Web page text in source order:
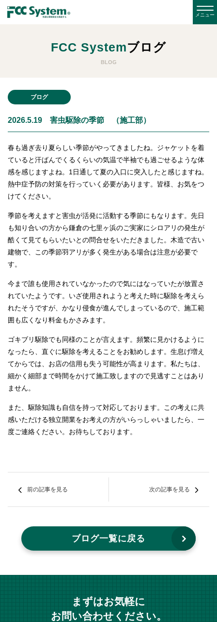
FCC Systemブログ
BLOG
ブログ
2026.5.19 害虫駆除の季節 （施工部）
春も過ぎ去り夏らしい季節がやってきましたね。ジャケットを着
ていると汗ばんでくるくらいの気温で半袖でも過ごせるような体
感を感じますよね。1日通して夏の入口に突入したと感じますね。
熱中症予防の対策を行っていく必要があります。皆様、お気をつ
けてください。
季節を考えますと害虫が活発に活動する季節にもなります。先日
も知り合いの方から鎌倉の七里ヶ浜のご実家にシロアリの発生が
酷くて見てもらいたいとの問合せをいただきました。木造で古い
建物で、この季節羽アリが多く発生がある場合は注意が必要で
す。
今まで誰も使用されていなかったので気にはなっていたが放置さ
れていたようです。いざ使用されようと考えた時に駆除を考えら
れたそうですが、かなり侵食が進んでしまっているので、施工範
囲も広くなり料金もかさみます。
ゴキブリ駆除でも同様のことが言えます。頻繁に見かけるように
なったら、直ぐに駆除を考えることをお勧めします。生息げ増え
てからでは、お店の信用も失う可能性が高まります。私たちは、
細かく細部まで時間をかけて施工致しますので見逃すことはあり
ません。
また、駆除知識も自信を持って対応しております。この考えに共
感いただける独立開業をお考えの方がいらっしゃいましたら、一
度ご連絡ください。お待ちしております。
前の記事を見る 次の記事を見る
ブログ一覧に戻る
まずはお気軽に
お問い合わせください。